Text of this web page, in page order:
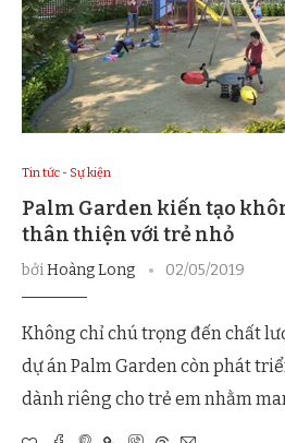
Tin tức - Sự kiện
Palm Garden kiến tạo
thân thiện với trẻ nhỏ
bởiHoàng Long 02/05/2019
Không chỉ chú trọng đến chất
dự án Palm Garden còn phát
dành riêng cho trẻ em nhằm